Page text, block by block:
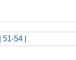
51-54